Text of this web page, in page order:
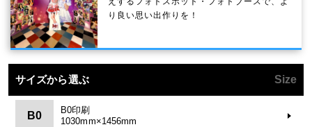
り良い思い出作りを！
サイズから選ぶ Size
B0
B0印刷
1030mm×1456mm